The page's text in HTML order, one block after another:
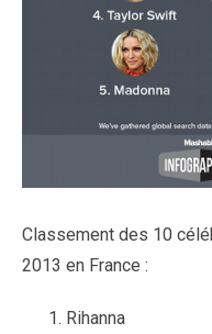
Classement des 10
2013 en France :
Rihanna